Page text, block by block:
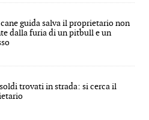
guida salva il proprietario non
dalla furia di un pitbull e un
trovati in strada: si cerca il